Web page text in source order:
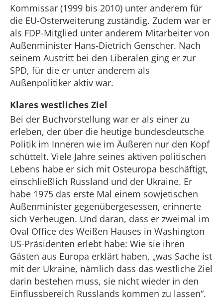
Kommissar (1999 bis 2010) unter anderem für
die EU-Osterweiterung zuständig. Zudem war er
als FDP-Mitglied unter anderem Mitarbeiter von
Außenminister Hans-Dietrich Genscher. Nach
seinem Austritt bei den Liberalen ging er zur
SPD, für die er unter anderem als
Außenpolitiker aktiv war.
Klares westliches Ziel
Bei der Buchvorstellung war er als einer zu
erleben, der über die heutige bundesdeutsche
Politik im Inneren wie im Äußeren nur den Kopf
schüttelt. Viele Jahre seines aktiven politischen
Lebens habe er sich mit Osteuropa beschäftigt,
einschließlich Russland und der Ukraine. Er
habe 1975 das erste Mal einem sowjetischen
Außenminister gegenübergesessen, erinnerte
sich Verheugen. Und daran, dass er zweimal im
Oval Office des Weißen Hauses in Washington
US-Präsidenten erlebt habe: Wie sie ihren
Gästen aus Europa erklärt haben, „was Sache ist
mit der Ukraine, nämlich dass das westliche Ziel
darin bestehen muss, sie nicht wieder in den
Einflussbereich Russlands kommen zu lassen“.